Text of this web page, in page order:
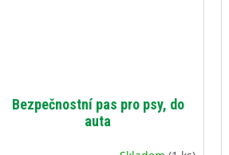
Bezpečnostní pas pro psy, do
auta